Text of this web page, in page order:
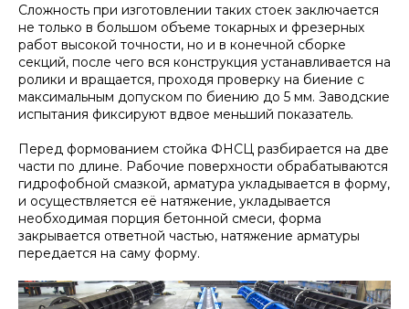
Сложность при изготовлении таких стоек заключается
не только в большом объеме токарных и фрезерных
работ высокой точности, но и в конечной сборке
секций, после чего вся конструкция устанавливается на
ролики и вращается, проходя проверку на биение с
максимальным допуском по биению до 5 мм. Заводские
испытания фиксируют вдвое меньший показатель.
Перед формованием стойка ФНСЦ разбирается на две
части по длине. Рабочие поверхности обрабатываются
гидрофобной смазкой, арматура укладывается в форму,
и осуществляется её натяжение, укладывается
необходимая порция бетонной смеси, форма
закрывается ответной частью, натяжение арматуры
передается на саму форму.